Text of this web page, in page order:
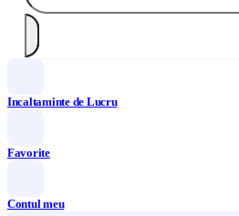
Incaltaminte de Lucru
Favorite
Contul meu